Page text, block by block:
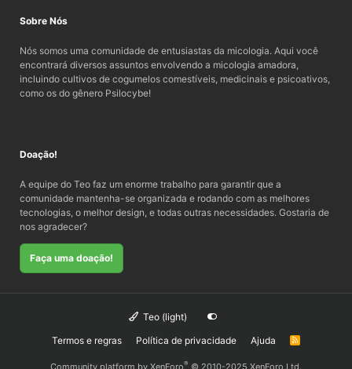
Sobre Nós
Nós somos uma comunidade de entusiastas da micologia. Aqui você
encontrará diversos assuntos envolvendo a micologia amadora,
incluindo cultivos de cogumelos comestíveis, medicinais e psicoativos,
como os do gênero Psilocybe!
Doação!
A equipe do Teo faz um enorme trabalho para garantir que a
comunidade mantenha-se organizada e rodando com as melhores
tecnologias, o melhor design, e todas outras necessidades. Gostaria de
nos agradecer?
Faça uma doação!
Teo (light)
Termos e regras
Política de privacidade Ajuda
R
Community platform by XenForo® © 2010-2025 XenForo Ltd.